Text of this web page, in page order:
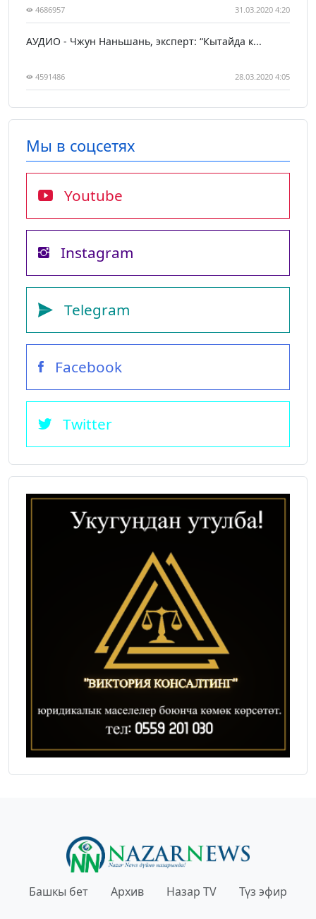
4686957 31.03.2020 4:20
АУДИО - Чжун Наньшань, эксперт: “Кытайда к...
4591486 28.03.2020 4:05
Мы в соцсетях
Youtube
Instagram
Telegram
Facebook
Twitter
Башкы бет Архив Назар TV Түз эфир